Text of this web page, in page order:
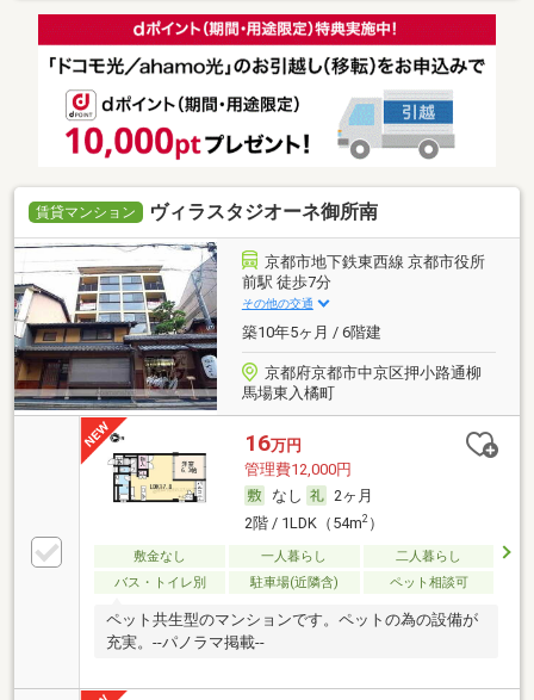
賃貸マンション ヴィラスタジオーネ御所南
京都市地下鉄東西線 京都市役所
前駅 徒歩7分
その他の交通
築10年5ヶ月 / 6階建
京都府京都市中京区押小路通柳
馬場東入橘町
16万円
管理費12,000円
なし
2ヶ月
2階 / 1LDK（54m2）
敷金なし 一人暮らし
二人暮らし
バス・トイレ別
駐車場(近隣含) ペット相談可
ペット共生型のマンションです。ペットの為の設備が
充実。--パノラマ掲載--